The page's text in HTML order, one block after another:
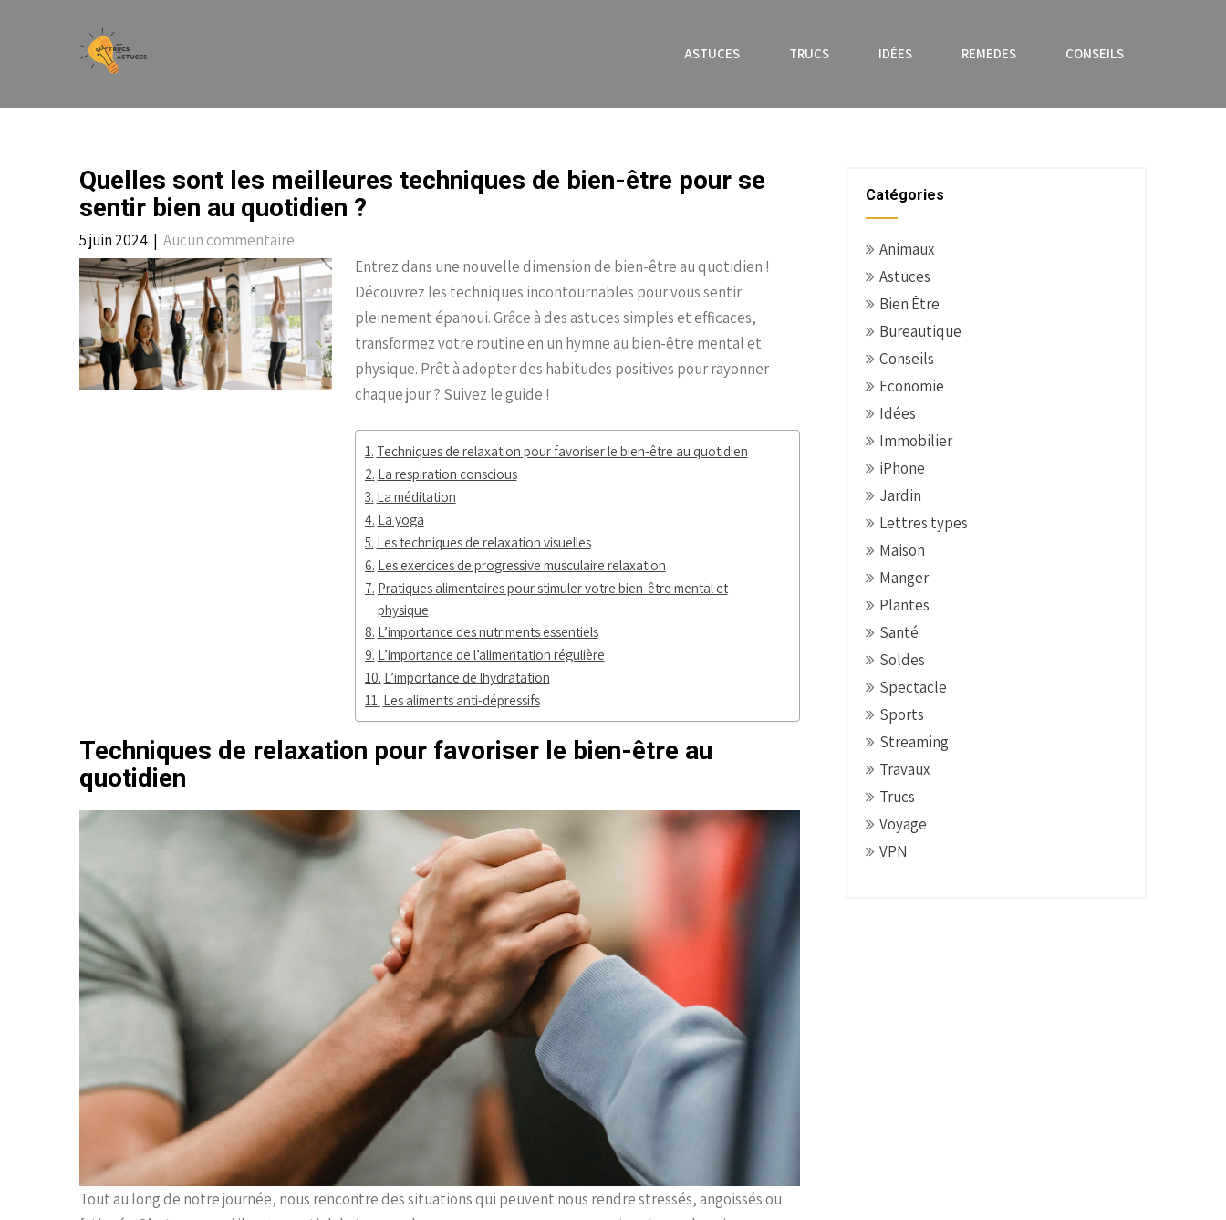
ASTUCES TRUCS IDÉES REMEDES CONSEILS
Quelles sont les meilleures techniques de bien-être pour se
sentir bien au quotidien ?
5 juin 2024 | Aucun commentaire
Entrez dans une nouvelle dimension de bien-être au quotidien !
Découvrez les techniques incontournables pour vous sentir
pleinement épanoui. Grâce à des astuces simples et efficaces,
transformez votre routine en un hymne au bien-être mental et
physique. Prêt à adopter des habitudes positives pour rayonner
chaque jour ? Suivez le guide !
Techniques de relaxation pour favoriser le bien-être au quotidien
La respiration conscious
La méditation
La yoga
Les techniques de relaxation visuelles
Les exercices de progressive musculaire relaxation
Pratiques alimentaires pour stimuler votre bien-être mental et
physique
L’importance des nutriments essentiels
L’importance de l’alimentation régulière
L’importance de lhydratation
Les aliments anti-dépressifs
Techniques de relaxation pour favoriser le bien-être au
quotidien
Tout au long de notre journée, nous rencontre des situations qui peuvent nous rendre stressés, angoissés ou
Catégories
Animaux
Astuces
Bien Être
Bureautique
Conseils
Economie
Idées
Immobilier
iPhone
Jardin
Lettres types
Maison
Manger
Plantes
Santé
Soldes
Spectacle
Sports
Streaming
Travaux
Trucs
Voyage
VPN